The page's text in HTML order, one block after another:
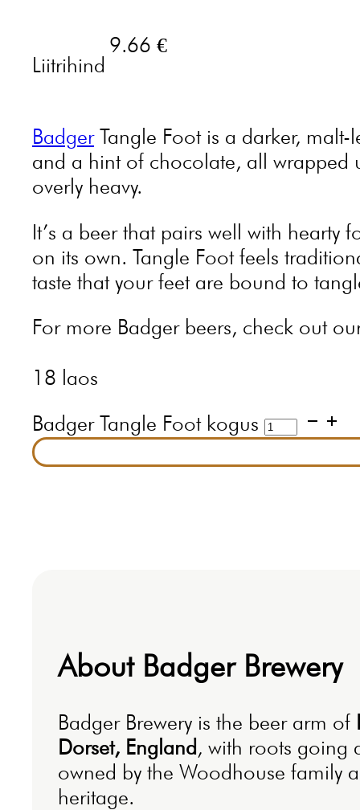
Liitrihind
9.66 €
BadgerTangle Foot is a darker, malt-
and a hint of chocolate, all wrapped
overly heavy.
It’s a beer that pairs well with
on its own. Tangle Foot feels
taste that your feet are bound to
For more Badger beers, check out
18 laos
Badger Tangle Foot kogus
About Badger Brewery
Badger Brewery is the beer arm of
Dorset, England, with roots going
owned by the Woodhouse family
heritage.